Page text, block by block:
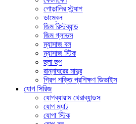
গোড়ালির স্ট্র্যাপ
ডাম্বেল
জিম রিস্টব্যান্ড
জিম গ্লাভস
ম্যাসাজ বল
ম্যাসাজ স্টিক
হুলা হুপ
রান্নাঘরের মাদুর
গ্রিপ শক্তি প্রশিক্ষণ ডিভাইস
যোগ সিরিজ
যোগব্যায়াম থেরাব্যান্ডস
যোগ ম্যাট
যোগা স্টিক